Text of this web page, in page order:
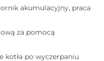
akumulacyjny, praca
za pomocą
kotła po wyczerpaniu